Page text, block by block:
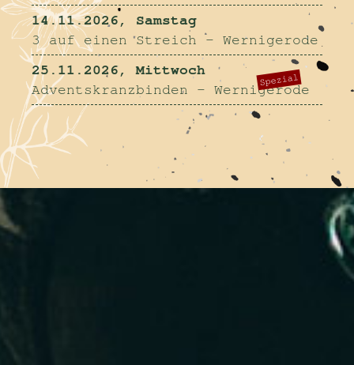
14.11.2026, Samstag
3 auf einen Streich - Wernigerode
25.11.2026, Mittwoch
Adventskranzbinden - Wernigerode
Spezial